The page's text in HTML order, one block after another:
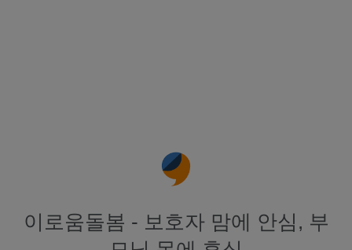
이로움돌봄 - 보호자 맘에 안심, 부